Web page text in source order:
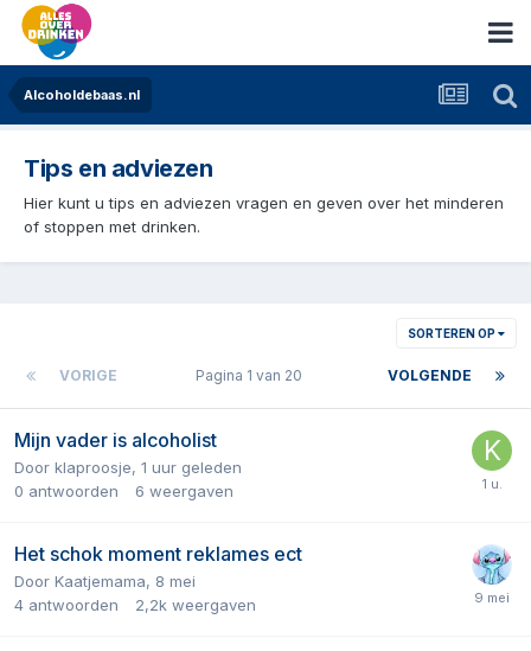
Alcoholdebaas.nl
Tips en adviezen
Hier kunt u tips en adviezen vragen en geven over het minderen
of stoppen met drinken.
SORTEREN OP
VORIGE VOLGENDE
Pagina 1 van 20
Mijn vader is alcoholist
Door klaproosje, 1 uur geleden
0 antwoorden 6 weergaven
Het schok moment reklames ect
Door Kaatjemama, 8 mei
4 antwoorden 2,2k weergaven